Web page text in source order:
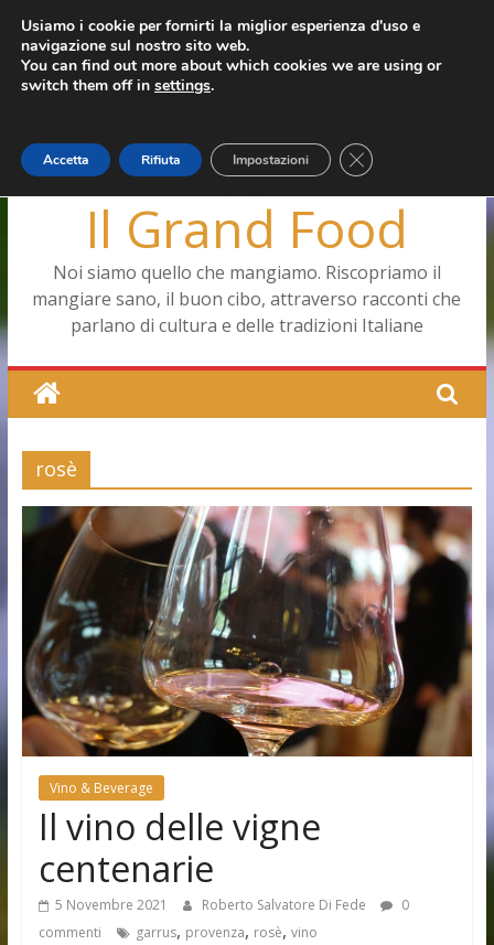
Salta
contenuto
martedì, Agosto 4, 2026
Ultimo: Pizza a Corte
Menopausa, una forma smagliante senza età
Capodimonte, ritorna la tavola di corte
Il Grand Food
Noi siamo quello che mangiamo. Riscopriamo il
mangiare sano, il buon cibo, attraverso racconti che
parlano di cultura e delle tradizioni Italiane
rosè
Vino & Beverage
Il vino delle vigne
centenarie
5 Novembre 2021 Roberto Salvatore Di Fede
0
commenti
garrus, provenza, rosè, vino
Usiamo i cookie per fornirti la miglior esperienza d'uso e
navigazione sul nostro sito web.
You can find out more about which cookies we are using or
switch them off in settings.
Accetta Rifiuta Impostazioni Close GDPR